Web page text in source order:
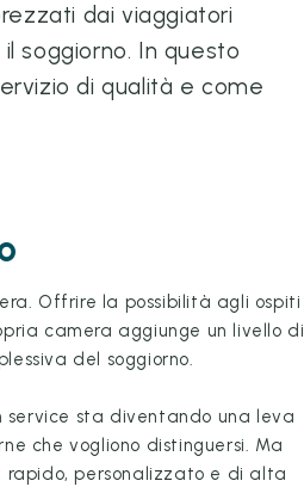
dai viaggiatori
soggiorno. In questo
di qualità e come
Offrire la possibilità agli ospiti
camera aggiunge un livello di
del soggiorno.
service sta diventando una leva
che vogliono distinguersi. Ma
rapido, personalizzato e di alta